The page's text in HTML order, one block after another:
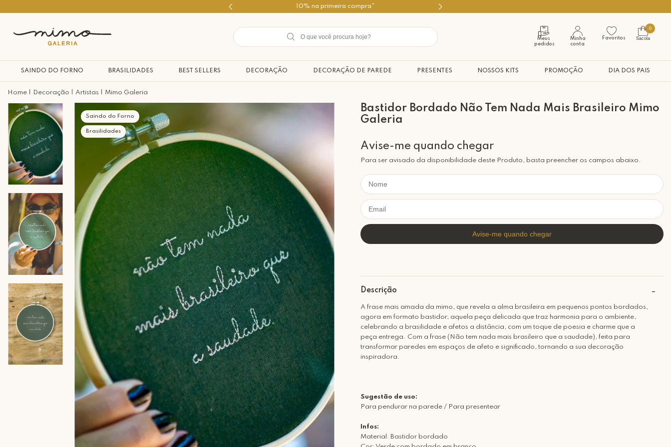
Use o cupom PRIMEIROMIMO
Meus
pedidos
Minha
conta
Favoritos
0
Sacola
SAINDO DO FORNO BRASILIDADES BEST SELLERS DECORAÇÃO DECORAÇÃO DE PAREDE PRESENTES NOSSOS KITS PROMOÇÃO DIA DOS PAIS
Decoração Artistas Mimo Galeria
Saindo do Forno
Brasilidades
Bastidor Bordado Não Tem Nada Mais Brasileiro Mimo
Galeria
Para ser avisado da disponibilidade deste Produto, basta preencher os campos abaixo.
Descrição
A frase mais amada da mimo, que revela a alma brasileira em pequenos pontos bordados,
agora em formato bastidor, aquela peça delicada que traz harmonia para o ambiente,
celebrando a brasilidade e afetos a distância, com um toque de poesia e charme que a
peça entrega. Com a frase (Não tem nada mais brasileiro que a saudade), feita para
transformar paredes em espaços de afeto e significado, tornando a sua decoração
inspiradora.
Sugestão de uso:
Para pendurar na parede / Para presentear
Infos:
Material: Bastidor bordado